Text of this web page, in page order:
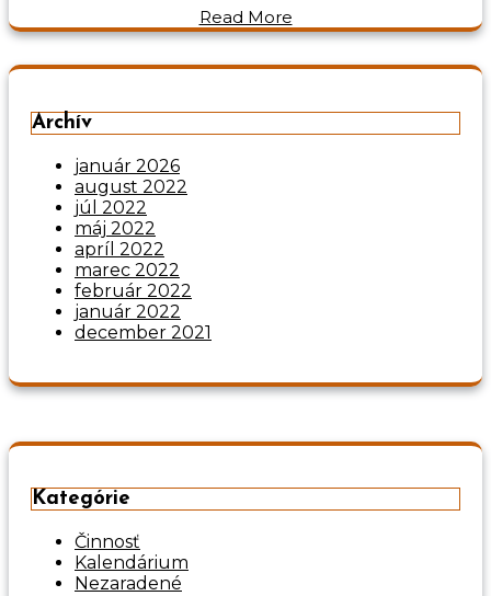
Read More
Archív
január 2026
august 2022
júl 2022
máj 2022
apríl 2022
marec 2022
február 2022
január 2022
december 2021
Kategórie
Činnosť
Kalendárium
Nezaradené